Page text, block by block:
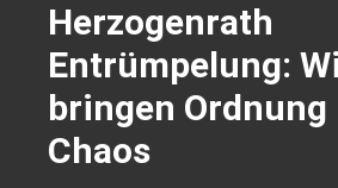
Herzogenrath
Entrümpelung:
bringen Ordnung
Chaos